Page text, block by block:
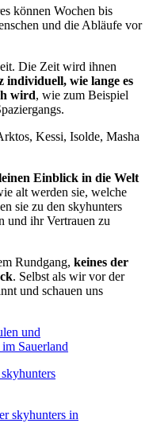
können Wochen bis
und die Abläufe vor
Die Zeit wird ihnen
individuell, wie lange es
wird, wie zum Beispiel
Kessi, Isolde, Masha
Einblick in die Welt
alt werden sie, welche
sie zu den skyhunters
und ihr Vertrauen zu
Rundgang, keines der
. Selbst als wir vor der
und schauen uns